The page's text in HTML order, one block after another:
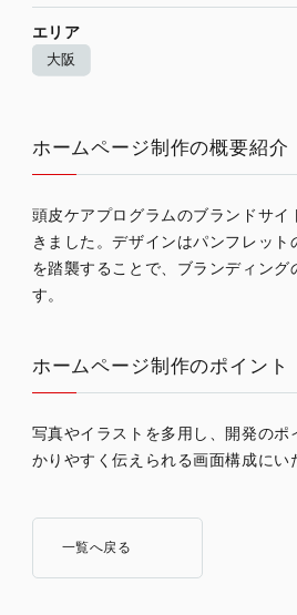
エリア
大阪
ホームページ制作の概要紹介
頭皮ケアプログラムのブランドサイ
きました。デザインはパンフレット
を踏襲することで、ブランディング
す。
ホームページ制作のポイント
写真やイラストを多用し、開発のポ
かりやすく伝えられる画面構成にい
一覧へ戻る